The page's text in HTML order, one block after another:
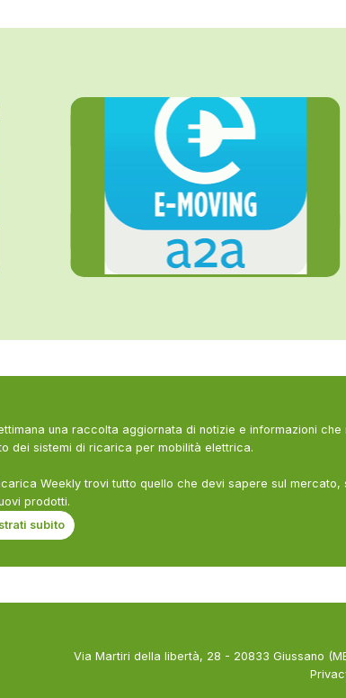
una raccolta aggiornata di notizie e informazioni che
dei sistemi di ricarica per mobilità elettrica.
Weekly trovi tutto quello che devi sapere sul mercato,
prodotti.
subito
Via Martiri della libertà, 28 - 20833 Giussano